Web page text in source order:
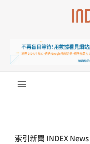
索引新聞 INDEX News